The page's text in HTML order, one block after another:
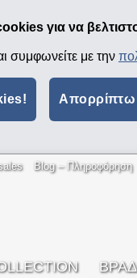
για να
συμφωνείτε με την
Βlog – Πληροφόρηση